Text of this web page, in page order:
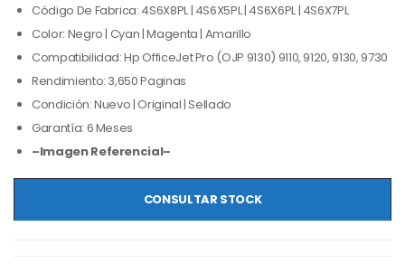
Código De Fabrica: 4S6X8PL | 4S6X5PL | 4S6X6PL | 4S6X7PL
Color: Negro | Cyan | Magenta | Amarillo
Compatibilidad: Hp OfficeJet Pro (OJP 9130) 9110, 9120, 9130, 9730
Rendimiento: 3,650 Paginas
Condición: Nuevo | Original | Sellado
Garantía: 6 Meses
–Imagen Referencial–
CONSULTAR STOCK